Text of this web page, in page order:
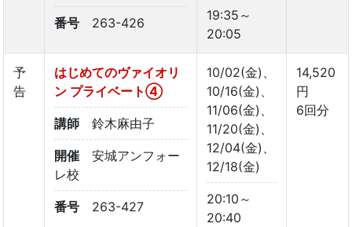
番号 263-426
19:35～
20:05
予
告
はじめてのヴァイオリ
ン プライベート④
講師 鈴木麻由子
開催
安城アンフォー
レ校
番号 263-427
10/02(金)、
10/16(金)、
11/06(金)、
11/20(金)、
12/04(金)、
12/18(金)
20:10～
20:40
14,520
円
6回分